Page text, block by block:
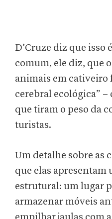
D’Cruze diz que isso
comum, ele diz, que
animais em cativeiro
cerebral ecológica”
que tiram o peso da
turistas.
Um detalhe sobre as
que elas apresentam
estrutural: um lugar
armazenar móveis